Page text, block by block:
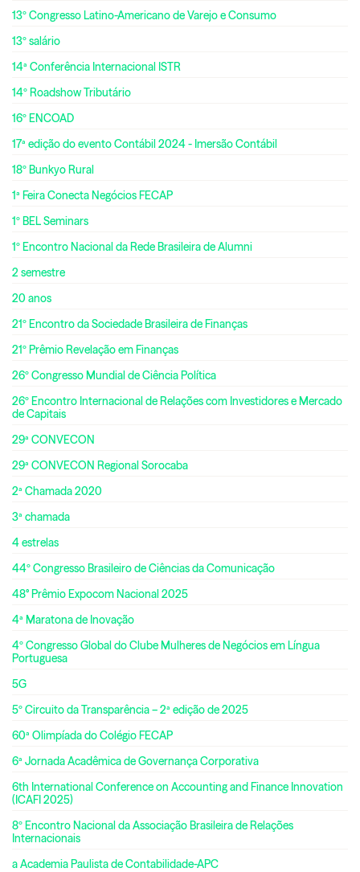
13º Congresso Latino-Americano de Varejo e Consumo
13º salário
14ª Conferência Internacional ISTR
14º Roadshow Tributário
16º ENCOAD
17ª edição do evento Contábil 2024 - Imersão Contábil
18º Bunkyo Rural
1ª Feira Conecta Negócios FECAP
1º BEL Seminars
1º Encontro Nacional da Rede Brasileira de Alumni
2 semestre
20 anos
21º Encontro da Sociedade Brasileira de Finanças
21º Prêmio Revelação em Finanças
26º Congresso Mundial de Ciência Política
26º Encontro Internacional de Relações com Investidores e Mercado
de Capitais
29ª CONVECON
29ª CONVECON Regional Sorocaba
2ª Chamada 2020
3ª chamada
4 estrelas
44º Congresso Brasileiro de Ciências da Comunicação
48° Prêmio Expocom Nacional 2025
4ª Maratona de Inovação
4º Congresso Global do Clube Mulheres de Negócios em Língua
Portuguesa
5G
5º Circuito da Transparência – 2ª edição de 2025
60ª Olimpíada do Colégio FECAP
6ª Jornada Acadêmica de Governança Corporativa
6th International Conference on Accounting and Finance Innovation
(ICAFI 2025)
8º Encontro Nacional da Associação Brasileira de Relações
Internacionais
a Academia Paulista de Contabilidade-APC